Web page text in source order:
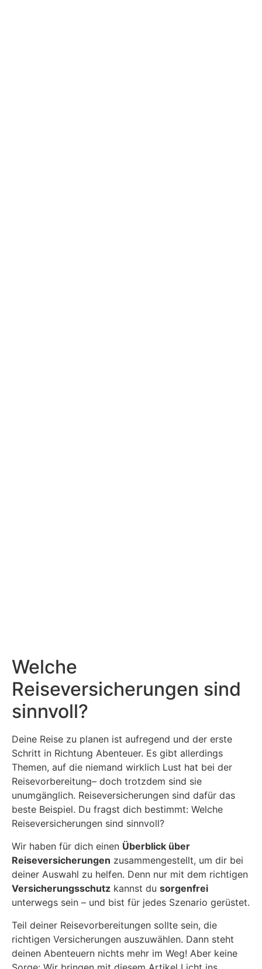
Welche
Reiseversicherungen sind
sinnvoll?
Deine Reise zu planen ist aufregend und der erste
Schritt in Richtung Abenteuer. Es gibt allerdings
Themen, auf die niemand wirklich Lust hat bei der
Reisevorbereitung– doch trotzdem sind sie
unumgänglich. Reiseversicherungen sind dafür das
beste Beispiel. Du fragst dich bestimmt: Welche
Reiseversicherungen sind sinnvoll?
Wir haben für dich einen Überblick über
Reiseversicherungen zusammengestellt, um dir bei
deiner Auswahl zu helfen. Denn nur mit dem richtigen
Versicherungsschutz kannst du sorgenfrei
unterwegs sein – und bist für jedes Szenario gerüstet.
Teil deiner Reisevorbereitungen sollte sein, die
richtigen Versicherungen auszuwählen. Dann steht
deinen Abenteuern nichts mehr im Weg! Aber keine